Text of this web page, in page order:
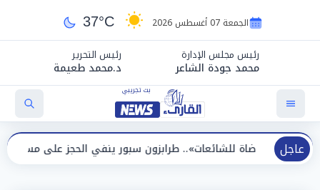
الجمعة 07 أغسطس 2026 37°C
رئيس مجلس الإدارة
محمد جودة الشاعر
رئيس التحرير
د.محمد طعيمة
عاجل
للشائعات».. طرابزون سبور ينفي الحجز على مستحقات محمد صلاح